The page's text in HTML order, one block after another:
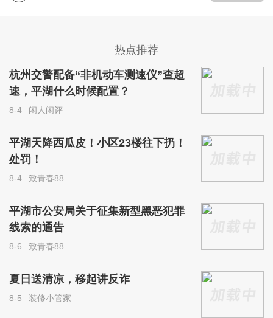
热点推荐
杭州交警配备“非机动车测速仪”查超
速，平湖什么时候配置？
8-4 闲人闲评
平湖天降西瓜皮！小区23楼往下扔！
处罚！
8-4 致青春88
平湖市公安局关于征集新型黑恶犯罪
线索的通告
8-6 致青春88
夏日送清凉，移起讲反诈
8-5 装修小管家